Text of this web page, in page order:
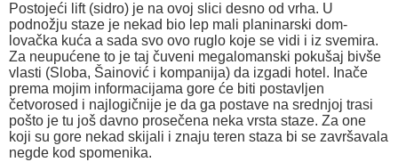
Postojeći lift (sidro) je na ovoj slici desno od vrha. U
podnožju staze je nekad bio lep mali planinarski dom-
lovačka kuća a sada svo ovo ruglo koje se vidi i iz svemira.
Za neupućene to je taj čuveni megalomanski pokušaj bivše
vlasti (Sloba, Šainović i kompanija) da izgadi hotel. Inače
prema mojim informacijama gore će biti postavljen
četvorosed i najlogičnije je da ga postave na srednjoj trasi
pošto je tu još davno prosečena neka vrsta staze. Za one
koji su gore nekad skijali i znaju teren staza bi se završavala
negde kod spomenika.